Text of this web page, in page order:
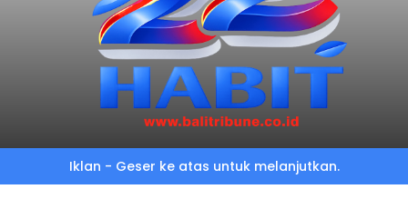
Iklan - Geser ke atas untuk melanjutkan.